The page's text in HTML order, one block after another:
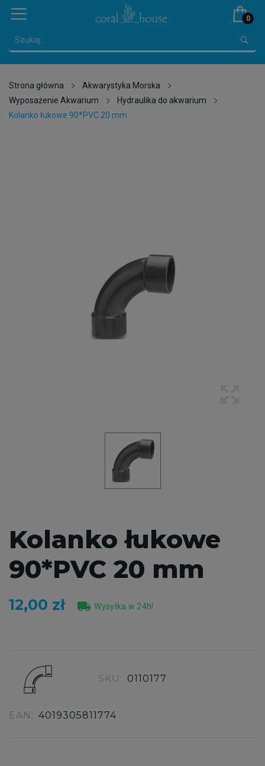
0
Strona główna
Akwarystyka Morska
Wyposażenie Akwarium
Hydraulika do akwarium
Kolanko łukowe 90*PVC 20 mm
Kolanko łukowe
90*PVC 20 mm
12,00 zł local_shipping Wysyłka w 24h!
SKU: 0110177
EAN: 4019305811774